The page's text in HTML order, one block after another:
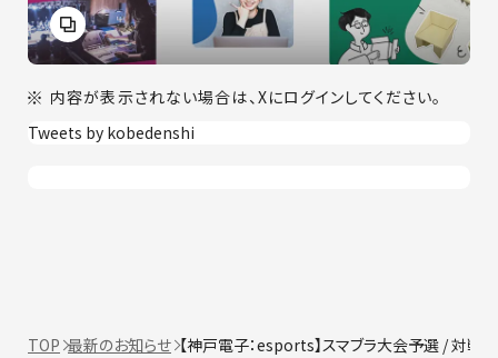
内容が表示されない場合は、Xにログインしてください。
Tweets by kobedenshi
TOP 最新のお知らせ 【神戸電子：esports】スマブラ大会予選 / 対戦